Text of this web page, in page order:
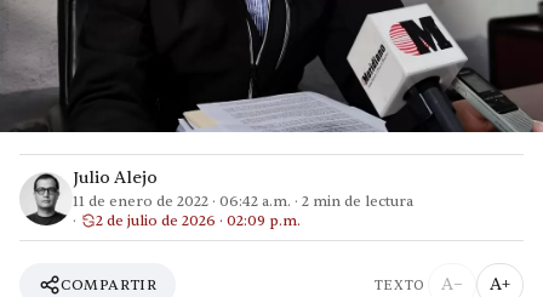
Julio Alejo
11 de enero de 2022 · 06:42 a.m. · 2 min de lectura
2 de julio de 2026 · 02:09 p.m.
COMPARTIR TEXTO A− A+